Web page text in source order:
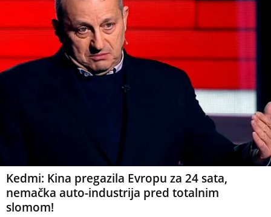
Kedmi: Kina pregazila Evropu za 24 sata,
nemačka auto-industrija pred totalnim
slomom!